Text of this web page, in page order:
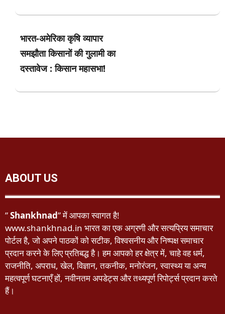
भारत-अमेरिका कृषि व्यापार
समझौता किसानों की गुलामी का
दस्तावेज : किसान महासभा!
ABOUT US
”Shankhnad” में आपका स्वागत है!
www.shankhnad.in भारत का एक अग्रणी और सत्यप्रिय समाचार
पोर्टल है, जो अपने पाठकों को सटीक, विश्वसनीय और निष्पक्ष समाचार
प्रदान करने के लिए प्रतिबद्ध है। हम आपको हर क्षेत्र में, चाहे वह धर्म,
राजनीति, अपराध, खेल, विज्ञान, तकनीक, मनोरंजन, स्वास्थ्य या अन्य
महत्वपूर्ण घटनाएँ हों, नवीनतम अपडेट्स और तथ्यपूर्ण रिपोर्ट्स प्रदान करते
हैं।